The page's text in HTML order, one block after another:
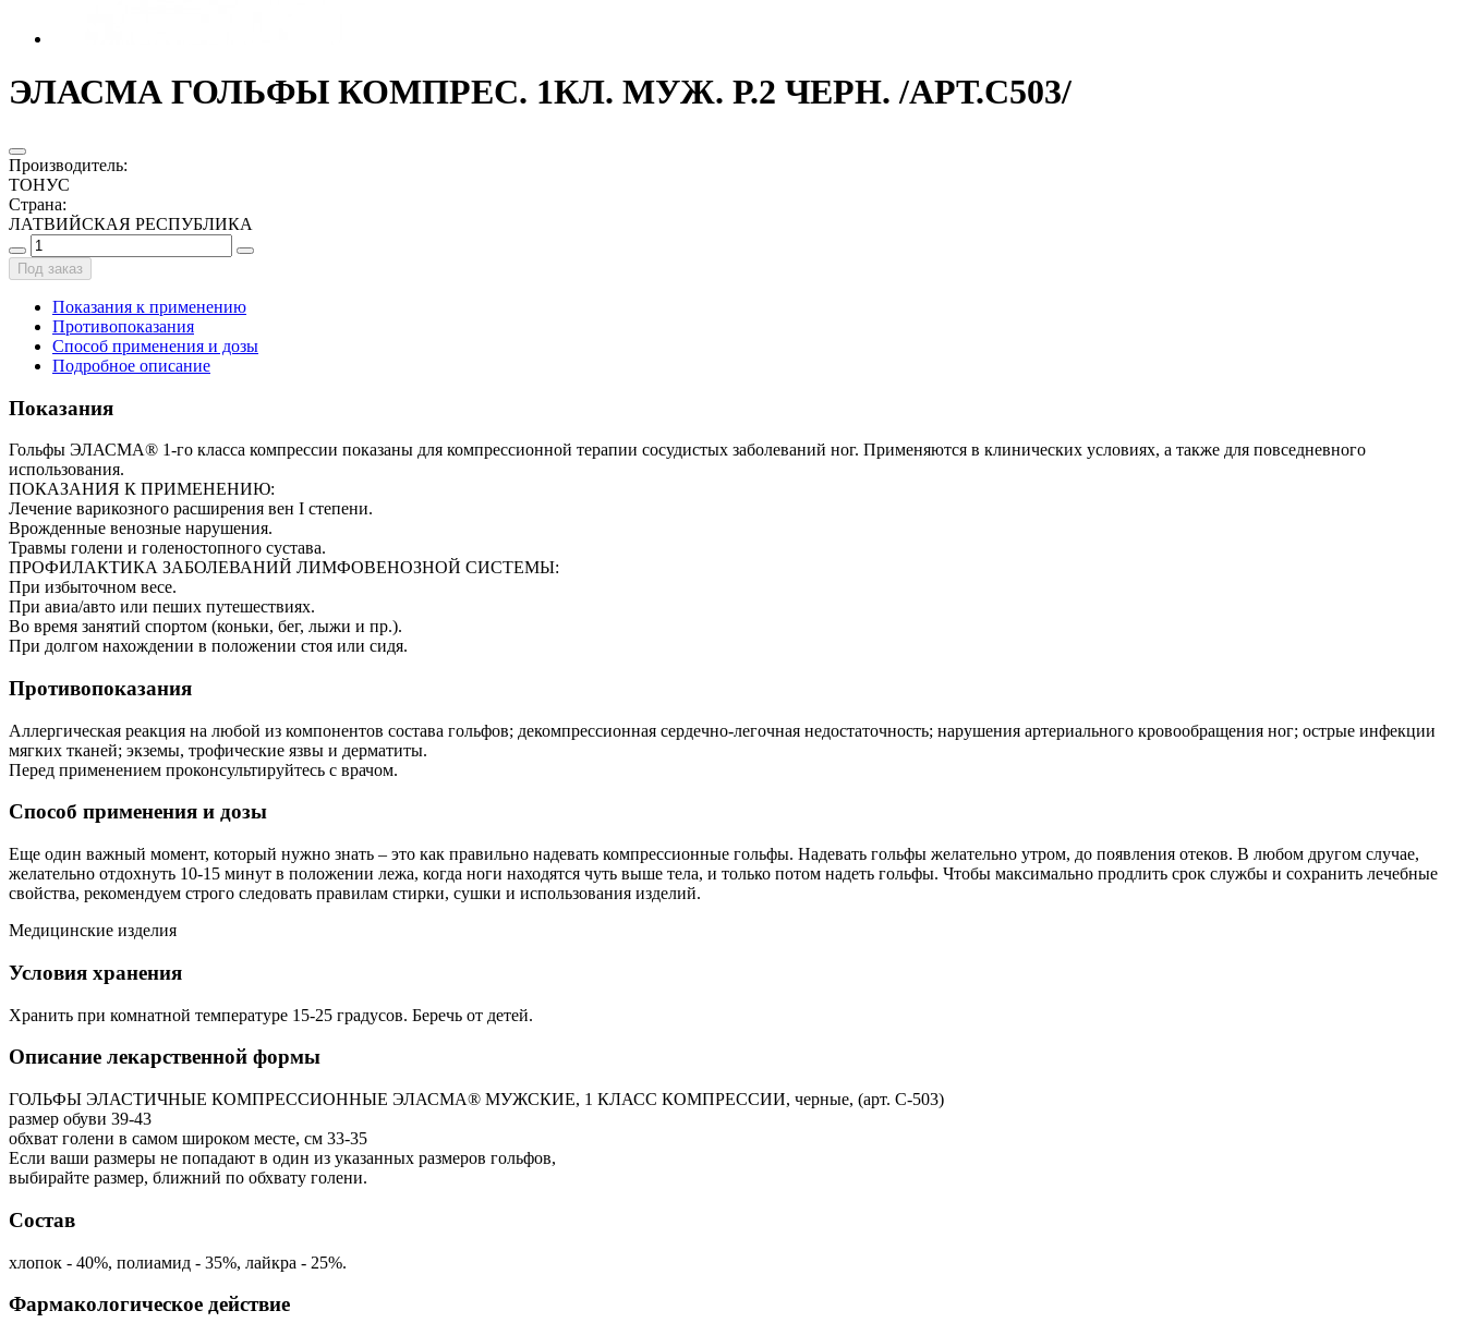
ЭЛАСМА ГОЛЬФЫ КОМПРЕС. 1КЛ. МУЖ. Р.2 ЧЕРН. /АРТ.С503/
Производитель:
ТОНУС
Страна:
ЛАТВИЙСКАЯ РЕСПУБЛИКА
Под заказ
Показания к применению
Противопоказания
Способ применения и дозы
Подробное описание
Показания
Гольфы ЭЛАСМА® 1-го класса компрессии показаны для компрессионной терапии сосудистых заболеваний ног. Применяются в клинических условиях, а также для повседневного
использования.
ПОКАЗАНИЯ К ПРИМЕНЕНИЮ:
Лечение варикозного расширения вен I степени.
Врожденные венозные нарушения.
Травмы голени и голеностопного сустава.
ПРОФИЛАКТИКА ЗАБОЛЕВАНИЙ ЛИМФОВЕНОЗНОЙ СИСТЕМЫ:
При избыточном весе.
При авиа/авто или пеших путешествиях.
Во время занятий спортом (коньки, бег, лыжи и пр.).
При долгом нахождении в положении стоя или сидя.
Противопоказания
Аллергическая реакция на любой из компонентов состава гольфов; декомпрессионная сердечно-легочная недостаточность; нарушения артериального кровообращения ног; острые инфекции
мягких тканей; экземы, трофические язвы и дерматиты.
Перед применением проконсультируйтесь с врачом.
Способ применения и дозы
Еще один важный момент, который нужно знать – это как правильно надевать компрессионные гольфы. Надевать гольфы желательно утром, до появления отеков. В любом другом случае,
желательно отдохнуть 10-15 минут в положении лежа, когда ноги находятся чуть выше тела, и только потом надеть гольфы. Чтобы максимально продлить срок службы и сохранить лечебные
свойства, рекомендуем строго следовать правилам стирки, сушки и использования изделий.
Медицинские изделия
Условия хранения
Хранить при комнатной температуре 15-25 градусов. Беречь от детей.
Описание лекарственной формы
ГОЛЬФЫ ЭЛАСТИЧНЫЕ КОМПРЕССИОННЫЕ ЭЛАСМА® МУЖСКИЕ, 1 КЛАСС КОМПРЕССИИ, черные, (арт. С-503)
размер обуви 39-43
обхват голени в самом широком месте, см 33-35
Если ваши размеры не попадают в один из указанных размеров гольфов,
выбирайте размер, ближний по обхвату голени.
Состав
хлопок - 40%, полиамид - 35%, лайкра - 25%.
Фармакологическое действие